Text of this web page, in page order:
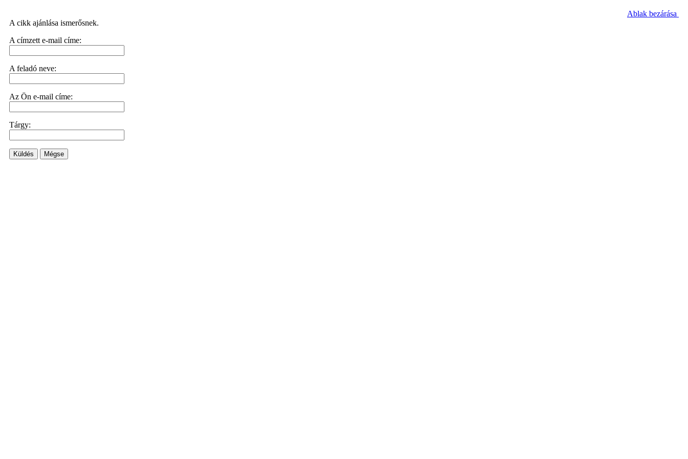
Ablak bezárása
A cikk ajánlása ismerősnek.
A címzett e-mail címe:
A feladó neve:
Az Ön e-mail címe:
Tárgy:
Küldés Mégse